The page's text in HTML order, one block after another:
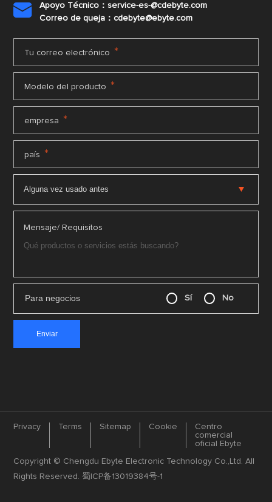

Apoyo Técnico：service-es-@cdebyte.com
Correo de queja：cdebyte@ebyte.com
Tu correo electrónico *
Modelo del producto *
empresa *
país *
Mensaje/ Requisitos
Para negocios Sí No
Privacy Terms Sitemap Cookie
Centro
comercial
oficial Ebyte
Copyright © Chengdu Ebyte Electronic Technology Co.,Ltd. All
Rights Reserved.蜀ICP备13019384号-1